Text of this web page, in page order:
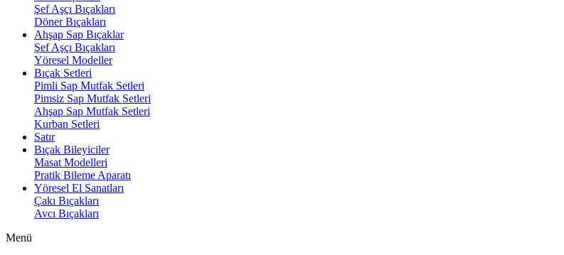
Şef Aşçı Bıçakları
Döner Bıçakları
Ahşap Sap Bıçaklar
Şef Aşçı Bıçakları
Yöresel Modeller
Bıçak Setleri
Pimli Sap Mutfak Setleri
Pimsiz Sap Mutfak Setleri
Ahşap Sap Mutfak Setleri
Kurban Setleri
Satır
Bıçak Bileyiciler
Masat Modelleri
Pratik Bileme Aparatı
Yöresel El Sanatları
Çakı Bıçakları
Avcı Bıçakları
Menü